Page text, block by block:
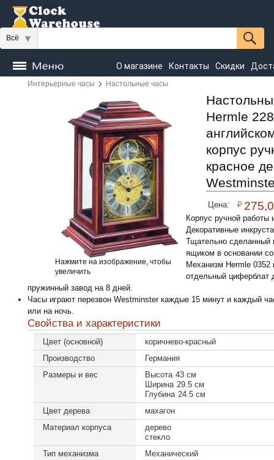
Всё
О магазине Контакты Скидки
Часы
Настенные
Seiko
Интерьерные часы > Настольные часы
Нажмите на изображение, чтобы
увеличить
Hermle
корпус
красное
Цена: ₽
Корпус ручной работы
Декоративные
Тщательно сделанный
ящиком в основании
Механизм Hermle 0352
отдельный циферблат
пружинный завод на 8 дней.
Часы играют перезвон Westminster каждые 15 минут и каждый
или на ночь.
Свойства и характеристики
Цвет (основной)
коричнево-красный
Производство
Германия
Размеры и вес
Высота 43 см
Ширина 29.5 см
Глубина 24.5 см
Цвет дерева
махагон
Материал корпуса
дерево
стекло
Тип механизма
Механический